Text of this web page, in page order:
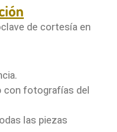
de cortesía en
fotografías del
las piezas